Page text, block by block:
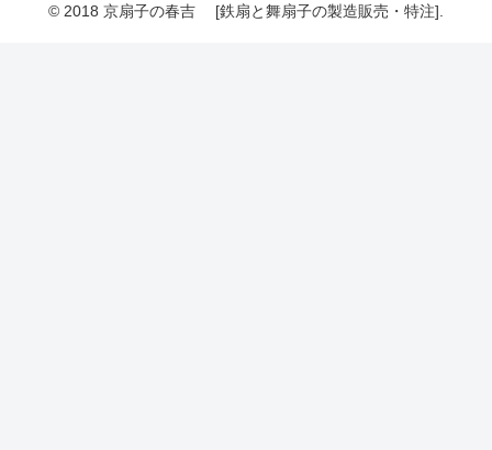
© 2018 京扇子の春吉 [鉄扇と舞扇子の製造販売・特注].